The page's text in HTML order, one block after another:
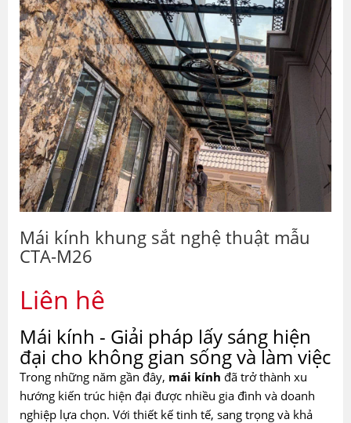
Mái kính khung sắt nghệ thuật mẫu
CTA-M26
Liên hệ
Mái kính - Giải pháp lấy sáng hiện
đại cho không gian sống và làm việc
Trong những năm gần đây, mái kính đã trở thành xu
hướng kiến trúc hiện đại được nhiều gia đình và doanh
nghiệp lựa chọn. Với thiết kế tinh tế, sang trọng và khả